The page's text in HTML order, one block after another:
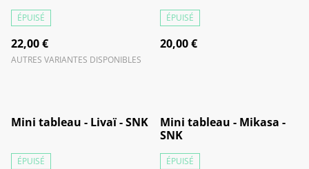
ÉPUISÉ
22,00 €
AUTRES VARIANTES DISPONIBLES
ÉPUISÉ
20,00 €
Mini tableau - Livaï - SNK
ÉPUISÉ
Mini tableau - Mikasa -
SNK
ÉPUISÉ